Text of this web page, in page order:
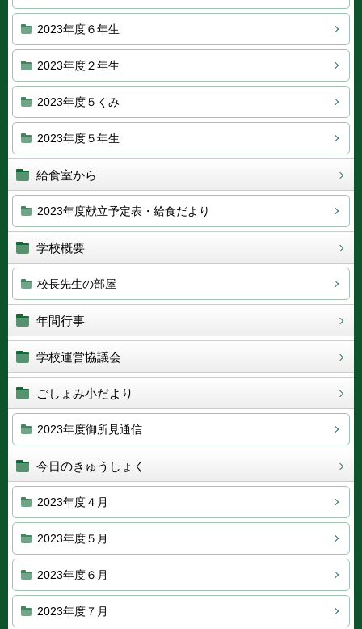
2023年度６年生
2023年度２年生
2023年度５くみ
2023年度５年生
給食室から
2023年度献立予定表・給食だより
学校概要
校長先生の部屋
年間行事
学校運営協議会
ごしょみ小だより
2023年度御所見通信
今日のきゅうしょく
2023年度４月
2023年度５月
2023年度６月
2023年度７月